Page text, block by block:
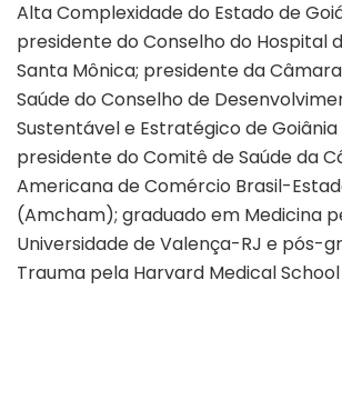
Alta Complexidade do Estado de
presidente do Conselho do Hospital
Santa Mônica; presidente da
Saúde do Conselho de
Sustentável e Estratégico de
presidente do Comitê de Saúde da
Americana de Comércio Brasil-
(Amcham); graduado em Medicina
Universidade de Valença-RJ e pós-
Trauma pela Harvard Medical School